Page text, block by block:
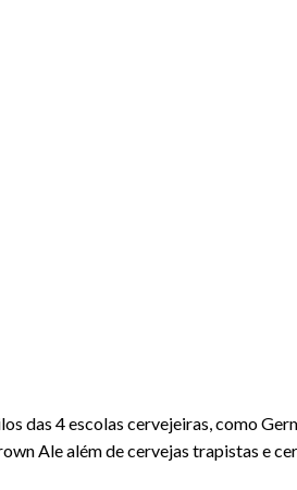
das 4 escolas cervejeiras, como
Ale além de cervejas trapistas e